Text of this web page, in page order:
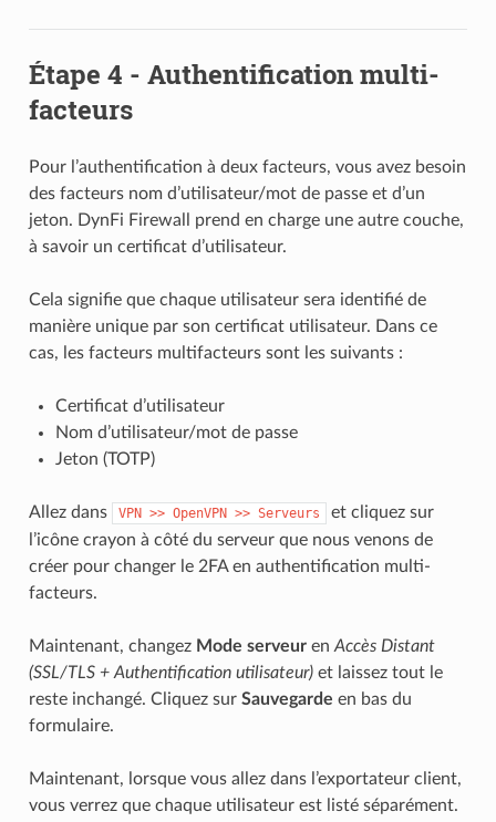
Étape 4 - Authentification multi-
facteurs
Pour l’authentification à deux facteurs, vous avez besoin
des facteurs nom d’utilisateur/mot de passe et d’un
jeton. DynFi Firewall prend en charge une autre couche,
à savoir un certificat d’utilisateur.
Cela signifie que chaque utilisateur sera identifié de
manière unique par son certificat utilisateur. Dans ce
cas, les facteurs multifacteurs sont les suivants :
Certificat d’utilisateur
Nom d’utilisateur/mot de passe
Jeton (TOTP)
Allez dans VPN >> OpenVPN >> Serveurs
et cliquez sur
l’icône crayon à côté du serveur que nous venons de
créer pour changer le 2FA en authentification multi-
facteurs.
Maintenant, changez Mode serveurenAccès Distant
(SSL/TLS + Authentification utilisateur)et laissez tout le
reste inchangé. Cliquez sur Sauvegarde en bas du
formulaire.
Maintenant, lorsque vous allez dans l’exportateur client,
vous verrez que chaque utilisateur est listé séparément.